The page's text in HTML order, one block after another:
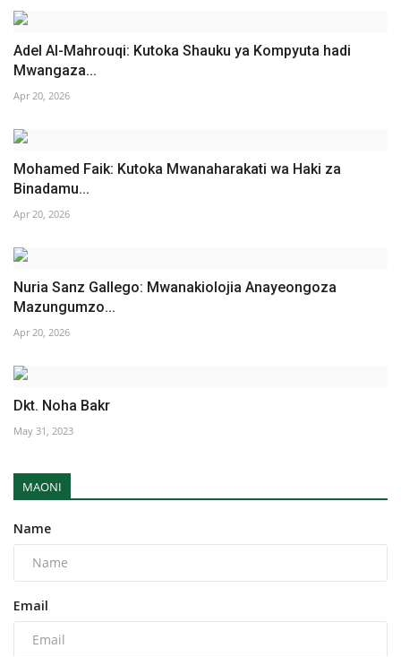
Adel Al-Mahrouqi: Kutoka Shauku ya Kompyuta hadi
Mwangaza...
Apr 20, 2026
Mohamed Faik: Kutoka Mwanaharakati wa Haki za
Binadamu...
Apr 20, 2026
Nuria Sanz Gallego: Mwanakiolojia Anayeongoza
Mazungumzo...
Apr 20, 2026
Dkt. Noha Bakr
May 31, 2023
MAONI
Name
Email